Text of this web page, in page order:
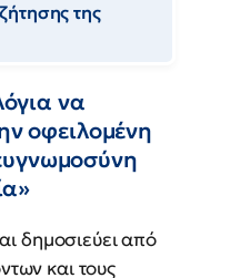
της
να
οφειλομένη
δημοσιεύει από
και τους